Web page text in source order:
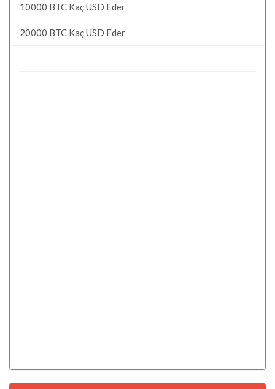
10000 BTC Kaç USD Eder
20000 BTC Kaç USD Eder